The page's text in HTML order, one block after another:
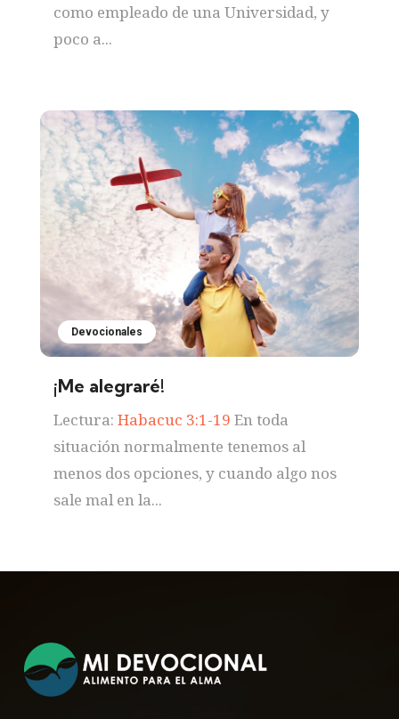
como empleado de una Universidad, y
poco a...
Devocionales
¡Me alegraré!
Lectura: Habacuc 3:1-19 En toda
situación normalmente tenemos al
menos dos opciones, y cuando algo nos
sale mal en la...